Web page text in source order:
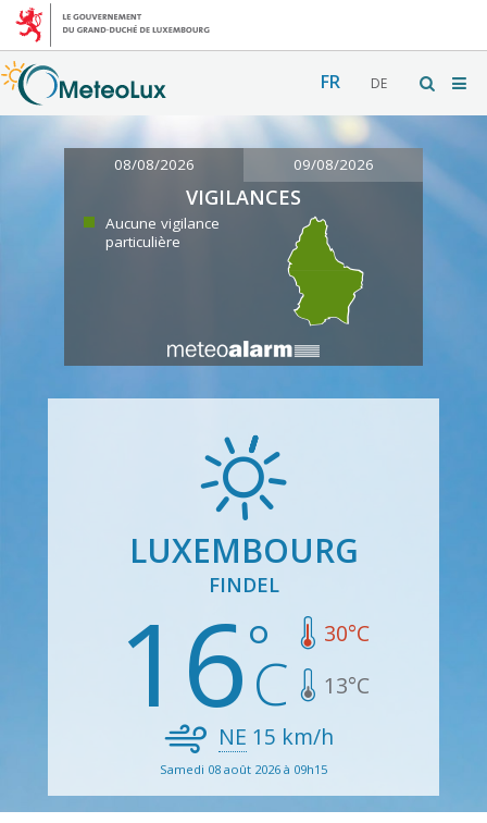
FR DE
08/08/2026 09/08/2026
VIGILANCES
Aucune vigilance
particulière
LUXEMBOURG
FINDEL
16 30°C
13°C
NE 15 km/h
Samedi 08 août 2026 à 09h15